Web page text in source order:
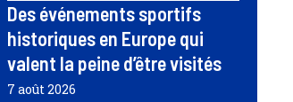
Des événements sportifs
historiques en Europe qui
valent la peine d’être visités
7 août 2026